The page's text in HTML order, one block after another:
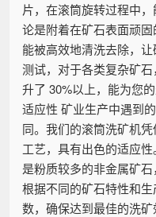
片，在滚筒旋转过程中
论是附着在矿石表面顽
能被高效地清洗去除，
测试，对于各类复杂矿
升了 30%以上，能为您
适应性 矿业生产中遇到
同。我们的滚筒洗矿机
工艺，具有出色的适应
是粉质较多的非金属矿
根据不同的矿石特性和
数，确保达到最佳的洗